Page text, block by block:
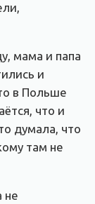
мама и папа
и
в Польше
что и
думала, что
там не
не